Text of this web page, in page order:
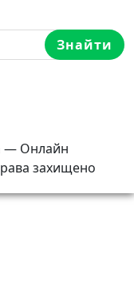
Знайти
— Онлайн
захищено